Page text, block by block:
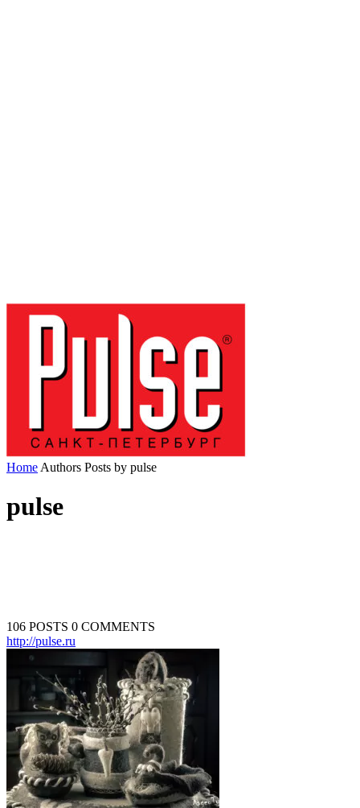
Home Authors Posts by pulse
pulse
106 POSTS 0 COMMENTS
http://pulse.ru